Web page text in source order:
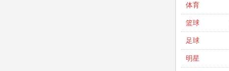
体育
篮球
足球
明星